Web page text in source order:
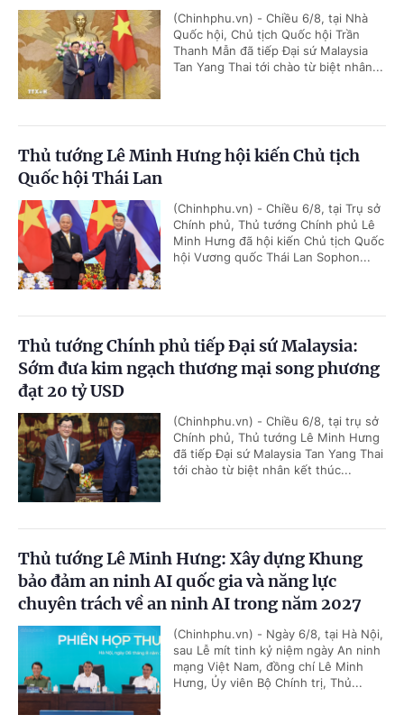
(Chinhphu.vn) - Chiều 6/8, tại Nhà
Quốc hội, Chủ tịch Quốc hội Trần
Thanh Mẫn đã tiếp Đại sứ Malaysia
Tan Yang Thai tới chào từ biệt nhân...
Thủ tướng Lê Minh Hưng hội kiến Chủ tịch
Quốc hội Thái Lan
(Chinhphu.vn) - Chiều 6/8, tại Trụ sở
Chính phủ, Thủ tướng Chính phủ Lê
Minh Hưng đã hội kiến Chủ tịch Quốc
hội Vương quốc Thái Lan Sophon...
Thủ tướng Chính phủ tiếp Đại sứ Malaysia:
Sớm đưa kim ngạch thương mại song phương
đạt 20 tỷ USD
(Chinhphu.vn) - Chiều 6/8, tại trụ sở
Chính phủ, Thủ tướng Lê Minh Hưng
đã tiếp Đại sứ Malaysia Tan Yang Thai
tới chào từ biệt nhân kết thúc...
Thủ tướng Lê Minh Hưng: Xây dựng Khung
bảo đảm an ninh AI quốc gia và năng lực
chuyên trách về an ninh AI trong năm 2027
(Chinhphu.vn) - Ngày 6/8, tại Hà Nội,
sau Lễ mít tinh kỷ niệm ngày An ninh
mạng Việt Nam, đồng chí Lê Minh
Hưng, Ủy viên Bộ Chính trị, Thủ...